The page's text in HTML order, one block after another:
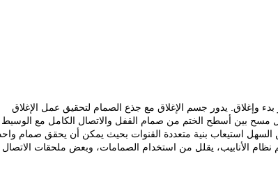
وإغلاق. يدور جسم الإغلاق مع جذع الصمام لتحقيق عمل الإغلاق
مسح بين أسطح الختم من صمام القفل والاتصال الكامل مع الوسيط
استيعاب بنية متعددة القنوات بحيث يمكن أن يحقق صمام
الأنابيب، يقلل من استخدام الصمامات، وبعض ملحقات الاتصال